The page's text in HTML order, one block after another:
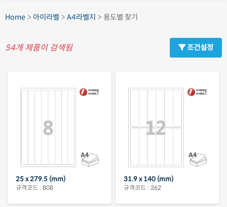
Home 아이라벨 A4라벨지 용도별 찾기
54개 제품이 검색됨 조건설정
25 x 279.5 (mm)
규격코드 : 808
31.9 x 140 (mm)
규격코드 : 262